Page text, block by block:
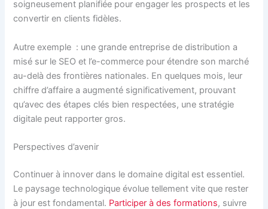
soigneusement planifiée pour engager les prospects et les
convertir en clients fidèles.
Autre exemple : une grande entreprise de distribution a
misé sur le SEO et l’e-commerce pour étendre son marché
au-delà des frontières nationales. En quelques mois, leur
chiffre d’affaire a augmenté significativement, prouvant
qu’avec des étapes clés bien respectées, une stratégie
digitale peut rapporter gros.
Perspectives d’avenir
Continuer à innover dans le domaine digital est essentiel.
Le paysage technologique évolue tellement vite que rester
à jour est fondamental. Participer à des formations, suivre